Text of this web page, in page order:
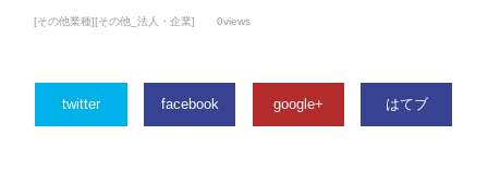
[その他業種][その他_法人・企業] 0views
twitter facebook google+ はてブ